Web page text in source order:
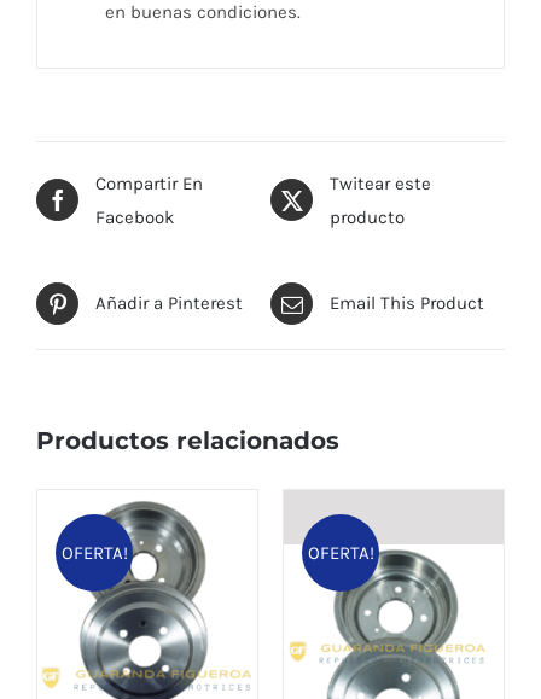
en buenas condiciones.
Compartir En
Facebook
Twitear este
producto
Añadir a Pinterest Email This Product
Productos relacionados
OFERTA! OFERTA!